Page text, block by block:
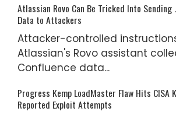
Atlassian Rovo Can Be Tricked Into Sending
Data to Attackers
Attacker-controlled
Atlassian's Rovo assistant
Confluence data...
Progress Kemp LoadMaster Flaw Hits CISA
Reported Exploit Attempts